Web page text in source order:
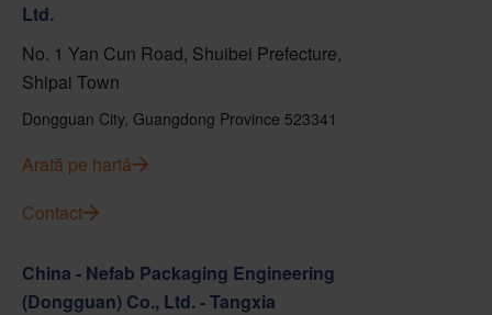
Ltd.
No. 1 Yan Cun Road, Shuibei Prefecture,
Shipai Town
Dongguan City, Guangdong Province 523341
Arată pe hartă
Contact
China - Nefab Packaging Engineering
(Dongguan) Co., Ltd. - Tangxia